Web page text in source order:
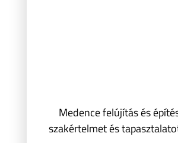
Medence felújítás és
szakértelmet és